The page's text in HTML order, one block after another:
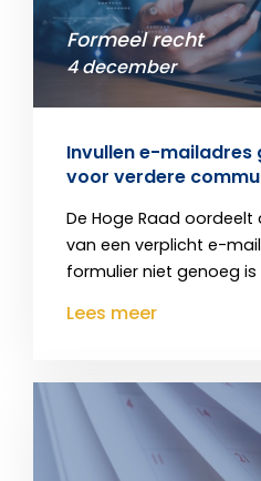
Formeel recht
4 december
Invullen e-mailadres
voor verdere
De Hoge Raad oordeelt
van een verplicht e-
formulier niet genoeg
Lees meer